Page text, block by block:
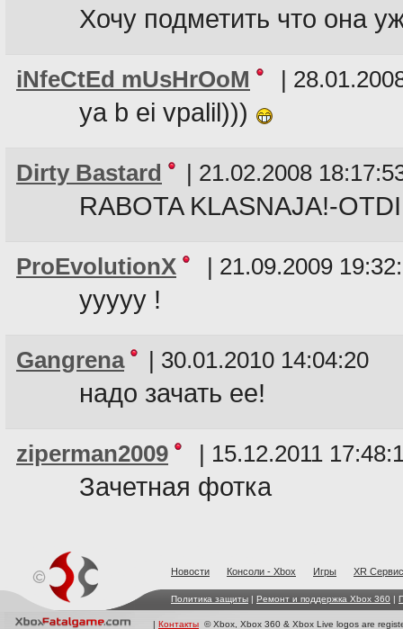
Хочу подметить что она
iNfeCtEd mUsHrOoM |
ya b ei vpalil)))
Dirty Bastard | 21.02.2008
RABOTA KLASNAJA!-
ProEvolutionX | 21.09.2009
ууууу !
Gangrena | 30.01.2010 14:04:20
надо зачать ее!
ziperman2009 | 15.12.2011
Зачетная фотка
Новости Консоли - Xbox Игры XR
Политика защиты | Ремонт и поддержка Xbox 360 |
| Контакты © Xbox, Xbox 360 & Xbox Live logos are